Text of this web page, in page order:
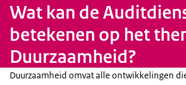
Wat kan de
betekenen op het
Duurzaamheid?
Duurzaamheid omvat alle ontwikkelingen